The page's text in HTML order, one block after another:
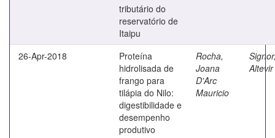
tributário do
reservatório de
Itaipu
26-Apr-2018
Proteína
hidrolisada de
frango para
tilápia do Nilo:
digestibilidade e
desempenho
produtivo
Rocha,
Joana
D'Arc
Mauricio
Altevir